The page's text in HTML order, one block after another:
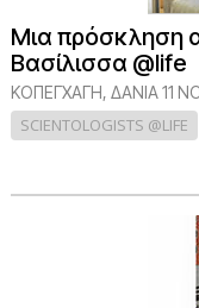
Μια πρόσκληση
Βασίλισσα @life
ΚΟΠΕΓΧΆΓΗ, ΔΑΝΊΑ11
SCIENTOLOGISTS @LIFE